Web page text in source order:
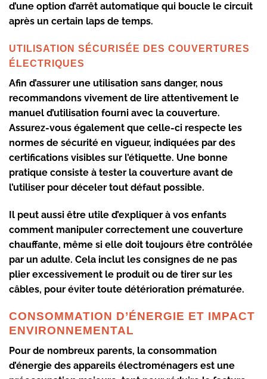
d’une option d’arrêt automatique qui boucle le circuit
après un certain laps de temps.
UTILISATION SÉCURISÉE DES COUVERTURES
ÉLECTRIQUES
Afin d’assurer une utilisation sans danger, nous
recommandons vivement de lire attentivement le
manuel d’utilisation fourni avec la couverture.
Assurez-vous également que celle-ci respecte les
normes de sécurité en vigueur, indiquées par des
certifications visibles sur l’étiquette. Une bonne
pratique consiste à tester la couverture avant de
l’utiliser pour déceler tout défaut possible.
Il peut aussi être utile d’expliquer à vos enfants
comment manipuler correctement une couverture
chauffante, même si elle doit toujours être contrôlée
par un adulte. Cela inclut les consignes de ne pas
plier excessivement le produit ou de tirer sur les
câbles, pour éviter toute détérioration prématurée.
CONSOMMATION D’ÉNERGIE ET IMPACT
ENVIRONNEMENTAL
Pour de nombreux parents, la consommation
d’énergie des appareils électroménagers est une